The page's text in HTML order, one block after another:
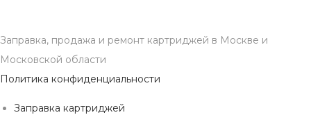
Заправка, продажа и ремонт картриджей в Москве и
Московской области
Политика конфиденциальности
Заправка картриджей